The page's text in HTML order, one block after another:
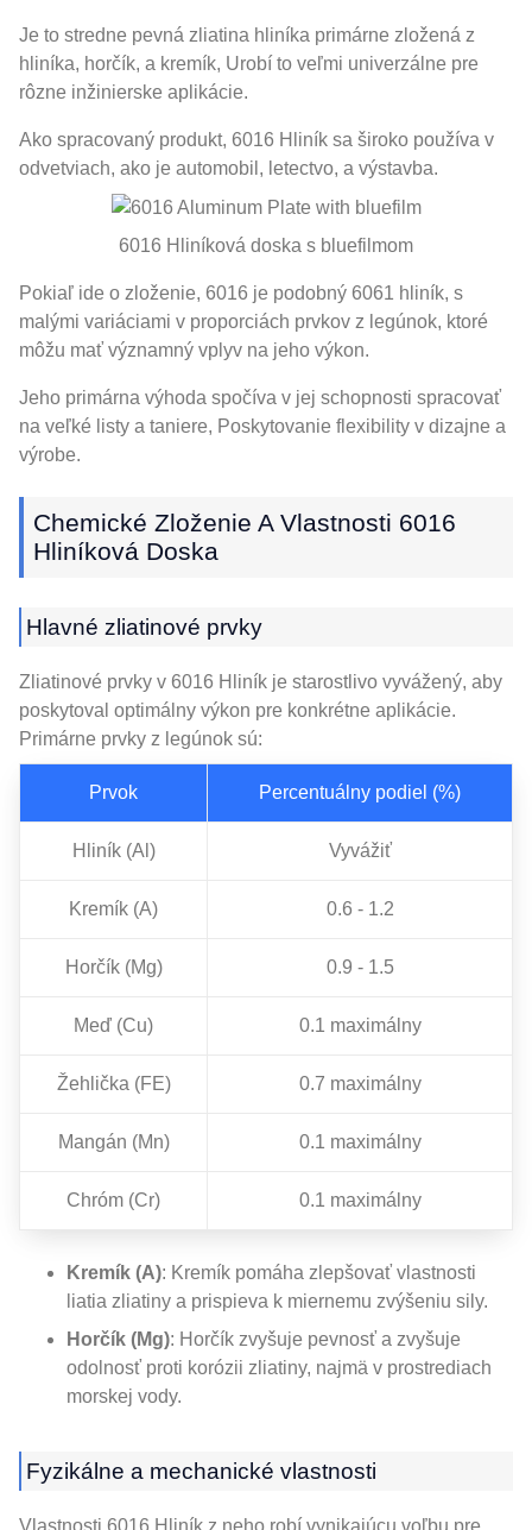
Je to stredne pevná zliatina hliníka primárne zložená z
hliníka, horčík, a kremík, Urobí to veľmi univerzálne pre
rôzne inžinierske aplikácie.
Ako spracovaný produkt, 6016 Hliník sa široko používa v
odvetviach, ako je automobil, letectvo, a výstavba.
6016 Hliníková doska s bluefilmom
Pokiaľ ide o zloženie, 6016 je podobný 6061 hliník, s
malými variáciami v proporciách prvkov z legúnok, ktoré
môžu mať významný vplyv na jeho výkon.
Jeho primárna výhoda spočíva v jej schopnosti spracovať
na veľké listy a taniere, Poskytovanie flexibility v dizajne a
výrobe.
Chemické Zloženie A Vlastnosti 6016
Hliníková Doska
Hlavné zliatinové prvky
Zliatinové prvky v 6016 Hliník je starostlivo vyvážený, aby
poskytoval optimálny výkon pre konkrétne aplikácie.
Primárne prvky z legúnok sú:
Prvok Percentuálny podiel (%)
Hliník (Al) Vyvážiť
Kremík (A) 0.6 - 1.2
Horčík (Mg) 0.9 - 1.5
Meď (Cu) 0.1 maximálny
Žehlička (FE) 0.7 maximálny
Mangán (Mn) 0.1 maximálny
Chróm (Cr) 0.1 maximálny
Kremík (A): Kremík pomáha zlepšovať vlastnosti
liatia zliatiny a prispieva k miernemu zvýšeniu sily.
Horčík (Mg): Horčík zvyšuje pevnosť a zvyšuje
odolnosť proti korózii zliatiny, najmä v prostrediach
morskej vody.
Fyzikálne a mechanické vlastnosti